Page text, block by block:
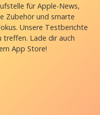
für Apple-News,
Zubehör und smarte
Unsere Testberichte
treffen. Lade dir auch
App Store!